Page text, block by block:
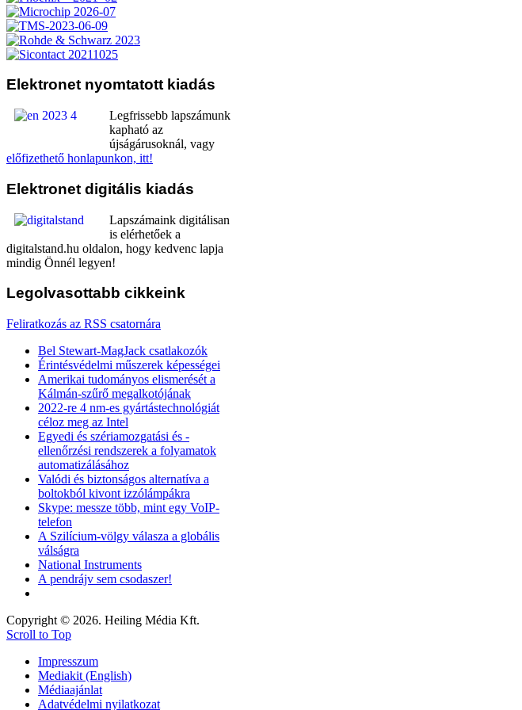
Elektronet nyomtatott kiadás
Legfrissebb lapszámunk
kapható az
újságárusoknál, vagy
előfizethető honlapunkon, itt!
Elektronet digitális kiadás
Lapszámaink digitálisan
is elérhetőek a
digitalstand.hu oldalon, hogy kedvenc lapja
mindig Önnél legyen!
Legolvasottabb cikkeink
Feliratkozás az RSS csatornára
Bel Stewart-MagJack csatlakozók
Érintésvédelmi műszerek képességei
Amerikai tudományos elismerését a
Kálmán-szűrő megalkotójának
2022-re 4 nm-es gyártástechnológiát
céloz meg az Intel
Egyedi és szériamozgatási és -
ellenőrzési rendszerek a folyamatok
automatizálásához
Valódi és biztonságos alternatíva a
boltokból kivont izzólámpákra
Skype: messze több, mint egy VoIP-
telefon
A Szilícium-völgy válasza a globális
válságra
National Instruments
A pendrájv sem csodaszer!
Copyright © 2026. Heiling Média Kft.
Scroll to Top
Impresszum
Mediakit (English)
Médiaajánlat
Adatvédelmi nyilatkozat